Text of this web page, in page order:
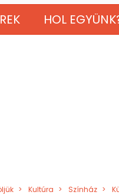
HOL
Kultúra Színház